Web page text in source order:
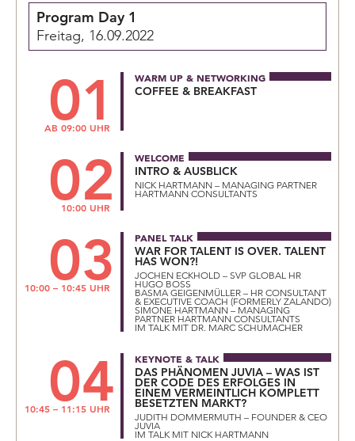
Program Day 1
Freitag, 16.09.2022
01
AB 09:00 UHR
WARM UP & NETWORKING
COFFEE & BREAKFAST
02
10:00 UHR
WELCOME
INTRO & AUSBLICK
NICK HARTMANN – MANAGING PARTNER
HARTMANN CONSULTANTS
03
10:00 – 10:45 UHR
PANEL TALK
WAR FOR TALENT IS OVER. TALENT
HAS WON?!
JOCHEN ECKHOLD – SVP GLOBAL HR
HUGO BOSS
BASMA GEIGENMÜLLER – HR CONSULTANT
& EXECUTIVE COACH (FORMERLY ZALANDO)
SIMONE HARTMANN – MANAGING
PARTNER HARTMANN CONSULTANTS
IM TALK MIT DR. MARC SCHUMACHER
04
10:45 – 11:15 UHR
KEYNOTE & TALK
DAS PHÄNOMEN JUVIA – WAS IST
DER CODE DES ERFOLGES IN
EINEM VERMEINTLICH KOMPLETT
BESETZTEN MARKT?
JUDITH DOMMERMUTH – FOUNDER & CEO
JUVIA
IM TALK MIT NICK HARTMANN